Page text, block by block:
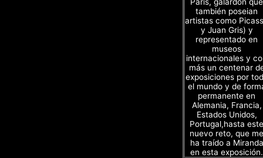
Paris, galardón que
también poseian
artistas como
y Juan Gris) y
representado en
museos
internacionales y
más un centenar
exposiciones por
el mundo y de
permanente en
Alemania, Francia,
Estados Unidos,
Portugal,hasta este
nuevo reto, que me
ha traído a Miranda
en esta exposición.